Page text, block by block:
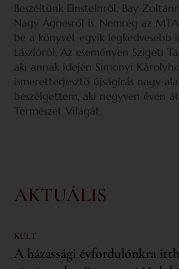
Beszéltünk Einsteinről, Bay
Nagy Ágnesről is. Nemrég az
be a könyvét egyik legkedvesebb
Lászlóról. Az eseményen Szigeti
aki annak idején Simonyi
ismeretterjesztő újságírás nagy
beszélgettem, aki negyven éven
Természet Világát.
AKTUÁLIS
KULT
A házassági évfordulónkra